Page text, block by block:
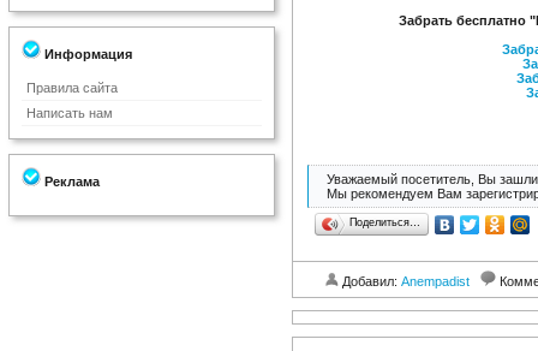
Информация
Правила сайта
Написать нам
Реклама
Забрать бесплатно
Уважаемый посетитель, Вы зашли
Мы рекомендуем Вам
Поделиться…
Добавил: Anempadist